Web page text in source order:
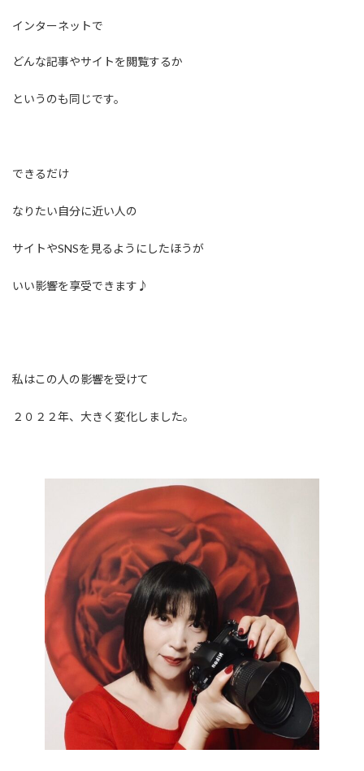
インターネットで
どんな記事やサイトを閲覧するか
というのも同じです。
できるだけ
なりたい自分に近い人の
サイトやSNSを見るようにしたほうが
いい影響を享受できます♪
私はこの人の影響を受けて
２０２２年、大きく変化しました。